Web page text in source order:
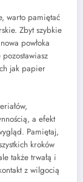
warto pamiętać
Zbyt szybkie
powłoka
jak papier
a efekt
Pamiętaj,
kroków
także trwałą i
z wilgocią